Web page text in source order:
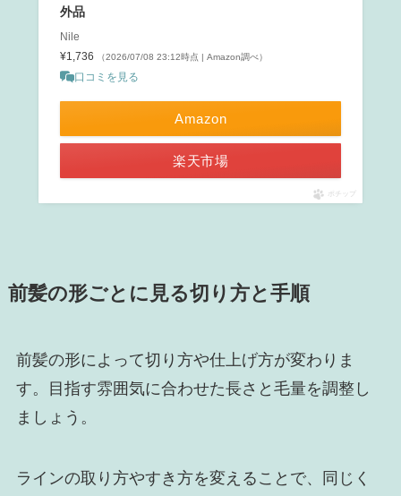
外品
Nile
¥1,736
（2026/07/08 23:12時点 | Amazon調べ）
口コミを見る
Amazon
楽天市場
ポチップ
前髪の形ごとに見る切り方と手順
前髪の形によって切り方や仕上げ方が変わりま
す。目指す雰囲気に合わせた長さと毛量を調整し
ましょう。
ラインの取り方やすき方を変えることで、同じく